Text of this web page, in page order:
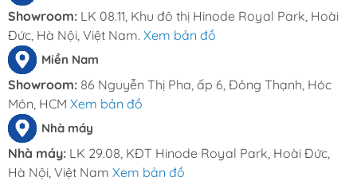
Hà Nội : A11 Xuân Phương Garden, đường
Trịnh Văn Bô, phường Phương Canh, Quận
Nam Từ Liêm, Thành Phố Hà Nội.
HCM : 86 Nguyễn Thị Pha, ấp 6, xã Đông
Thạnh, Hóc Môn, TP HCM
Hotline: 0969.761.368 – 0868.761.368
Email : dautuduongdong@gmail.com
Showroom: LK 08.11, Khu đô thị Hinode Royal Park, Hoài
Đức, Hà Nội, Việt Nam. Xem bản đồ
Miền Nam
Showroom: 86 Nguyễn Thị Pha, ấp 6, Đông Thạnh, Hóc
Môn, HCM Xem bản đồ
Nhà máy
Nhà máy: LK 29.08, KĐT Hinode Royal Park, Hoài Đức,
Hà Nội, Việt Nam Xem bản đồ